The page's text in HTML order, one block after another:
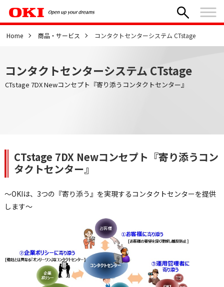
Home 商品・サービス コンタクトセンターシステム CTstage
コンタクトセンターシステム CTstage
CTstage 7DX Newコンセプト『寄り添うコンタクトセンター』
CTstage 7DX Newコンセプト『寄り添うコン
タクトセンター』
～OKIは、3つの『寄り添う』を実現するコンタクトセンターを提供
します～